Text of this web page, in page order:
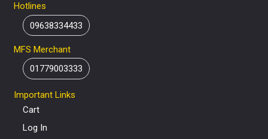
Hotlines
09638334433
MFS Merchant
01779003333
Important Links
Cart
Log In